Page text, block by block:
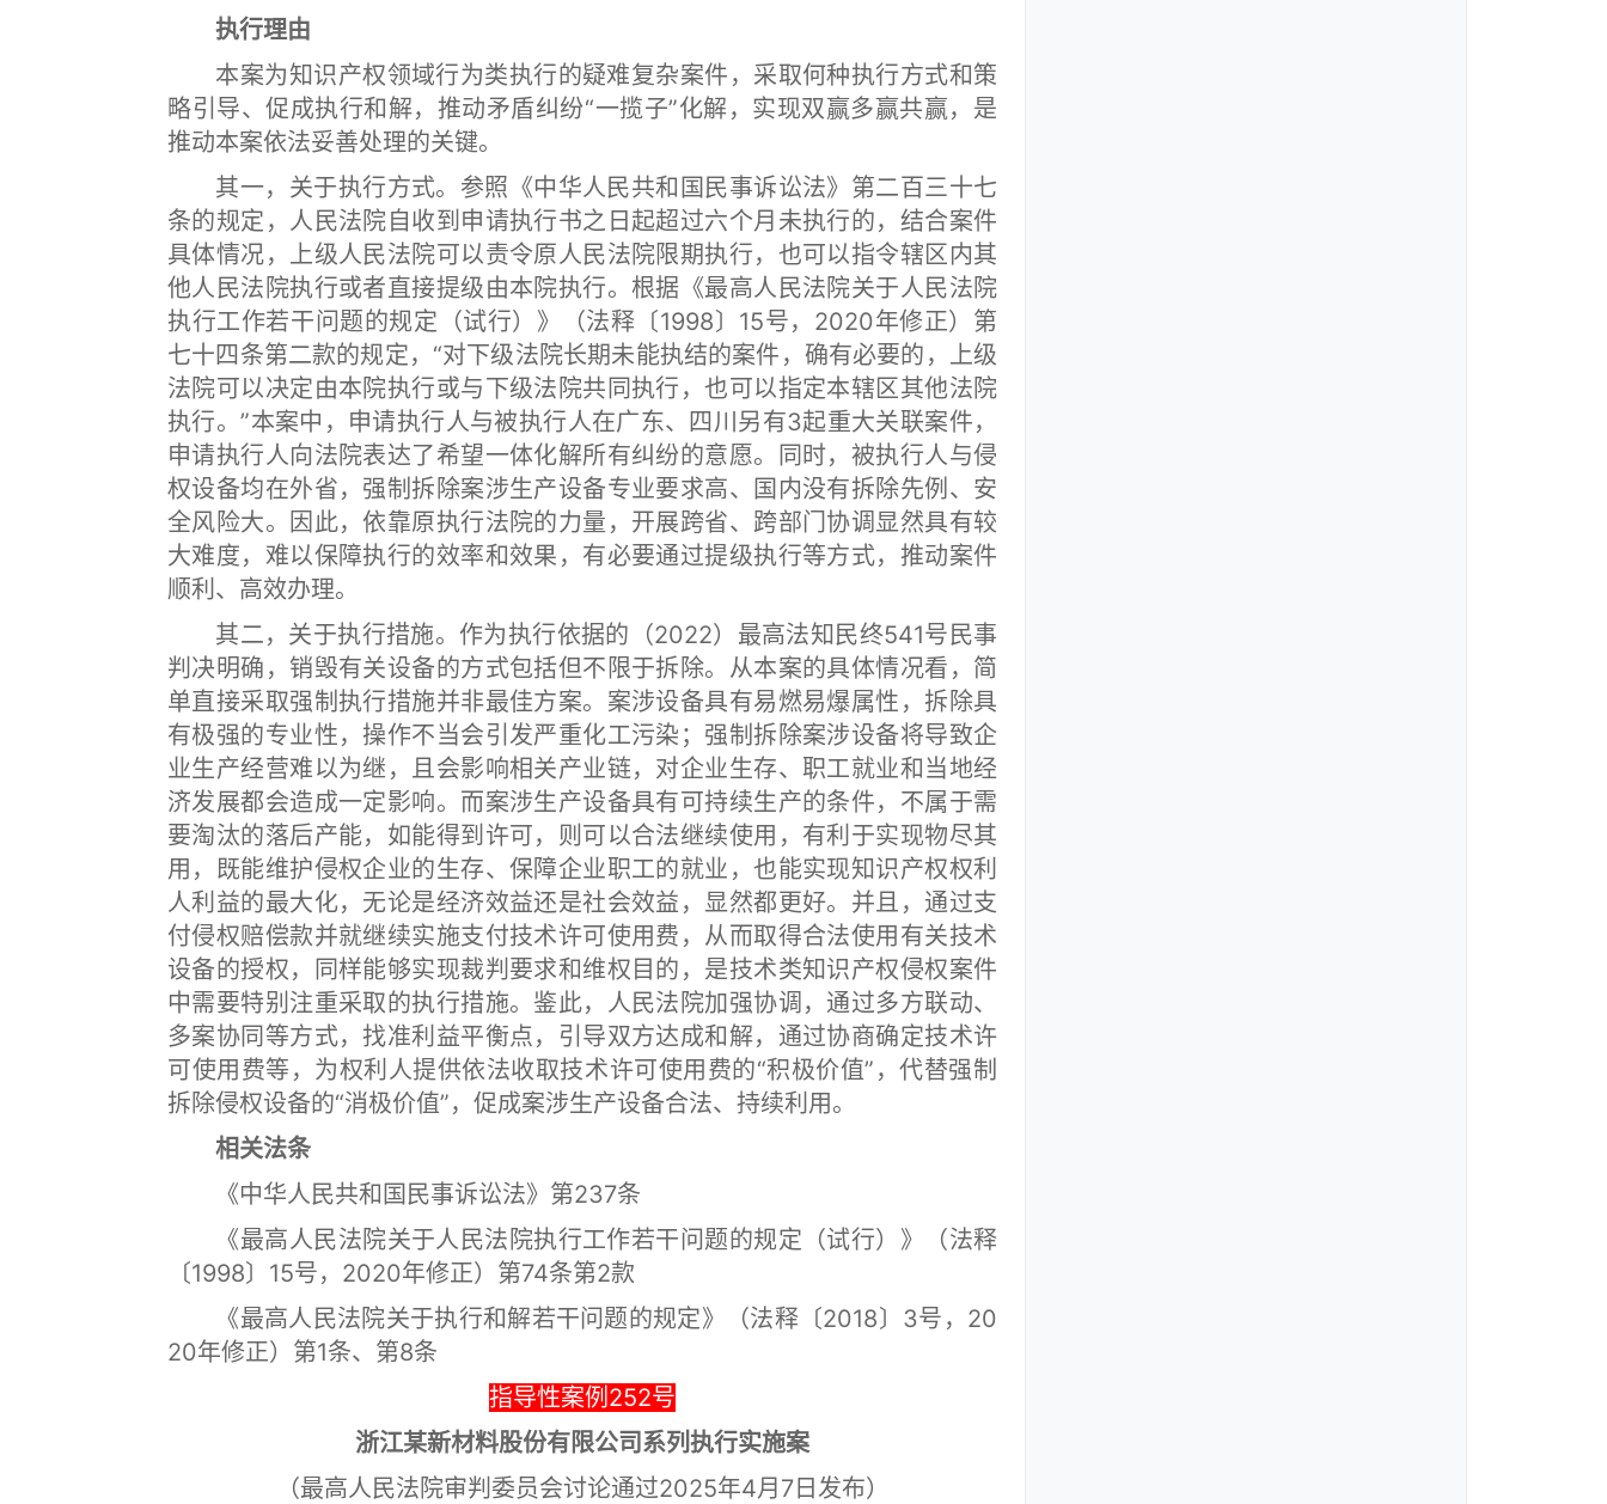
执行理由
本案为知识产权领域行为类执行的疑难复杂案件，采取何种执行方式和策
略引导、促成执行和解，推动矛盾纠纷“一揽子”化解，实现双赢多赢共赢，是
推动本案依法妥善处理的关键。
其一，关于执行方式。参照《中华人民共和国民事诉讼法》第二百三十七
条的规定，人民法院自收到申请执行书之日起超过六个月未执行的，结合案件
具体情况，上级人民法院可以责令原人民法院限期执行，也可以指令辖区内其
他人民法院执行或者直接提级由本院执行。根据《最高人民法院关于人民法院
执行工作若干问题的规定（试行）》（法释〔1998〕15号，2020年修正）第
七十四条第二款的规定，“对下级法院长期未能执结的案件，确有必要的，上级
法院可以决定由本院执行或与下级法院共同执行，也可以指定本辖区其他法院
执行。”本案中，申请执行人与被执行人在广东、四川另有3起重大关联案件，
申请执行人向法院表达了希望一体化解所有纠纷的意愿。同时，被执行人与侵
权设备均在外省，强制拆除案涉生产设备专业要求高、国内没有拆除先例、安
全风险大。因此，依靠原执行法院的力量，开展跨省、跨部门协调显然具有较
大难度，难以保障执行的效率和效果，有必要通过提级执行等方式，推动案件
顺利、高效办理。
其二，关于执行措施。作为执行依据的（2022）最高法知民终541号民事
判决明确，销毁有关设备的方式包括但不限于拆除。从本案的具体情况看，简
单直接采取强制执行措施并非最佳方案。案涉设备具有易燃易爆属性，拆除具
有极强的专业性，操作不当会引发严重化工污染；强制拆除案涉设备将导致企
业生产经营难以为继，且会影响相关产业链，对企业生存、职工就业和当地经
济发展都会造成一定影响。而案涉生产设备具有可持续生产的条件，不属于需
要淘汰的落后产能，如能得到许可，则可以合法继续使用，有利于实现物尽其
用，既能维护侵权企业的生存、保障企业职工的就业，也能实现知识产权权利
人利益的最大化，无论是经济效益还是社会效益，显然都更好。并且，通过支
付侵权赔偿款并就继续实施支付技术许可使用费，从而取得合法使用有关技术
设备的授权，同样能够实现裁判要求和维权目的，是技术类知识产权侵权案件
中需要特别注重采取的执行措施。鉴此，人民法院加强协调，通过多方联动、
多案协同等方式，找准利益平衡点，引导双方达成和解，通过协商确定技术许
可使用费等，为权利人提供依法收取技术许可使用费的“积极价值”，代替强制
拆除侵权设备的“消极价值”，促成案涉生产设备合法、持续利用。
相关法条
《中华人民共和国民事诉讼法》第237条
《最高人民法院关于人民法院执行工作若干问题的规定（试行）》（法释
〔1998〕15号，2020年修正）第74条第2款
《最高人民法院关于执行和解若干问题的规定》（法释〔2018〕3号，20
20年修正）第1条、第8条
指导性案例252号
浙江某新材料股份有限公司系列执行实施案
（最高人民法院审判委员会讨论通过2025年4月7日发布）